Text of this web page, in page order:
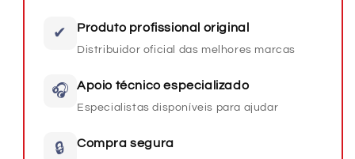
✔ Produto profissional original
Distribuidor oficial das melhores marcas
🎧 Apoio técnico especializado
Especialistas disponíveis para ajudar
🔒 Compra segura